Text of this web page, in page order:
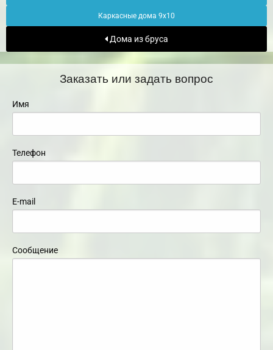
Каркасные дома 9х10
Дома из бруса
Заказать или задать вопрос
Имя
Телефон
E-mail
Сообщение